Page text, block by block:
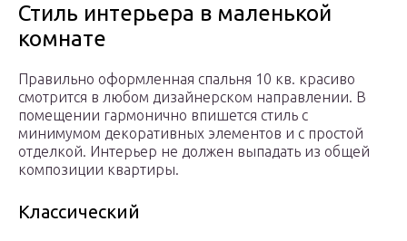
Стиль интерьера в маленькой
комнате
Правильно оформленная спальня 10 кв. красиво
смотрится в любом дизайнерском направлении. В
помещении гармонично впишется стиль с
минимумом декоративных элементов и с простой
отделкой. Интерьер не должен выпадать из общей
композиции квартиры.
Классический